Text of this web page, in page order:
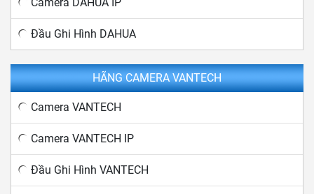
Đầu Ghi Hình DAHUA
HÃNG CAMERA VANTECH
Camera VANTECH
Camera VANTECH IP
Đầu Ghi Hình VANTECH